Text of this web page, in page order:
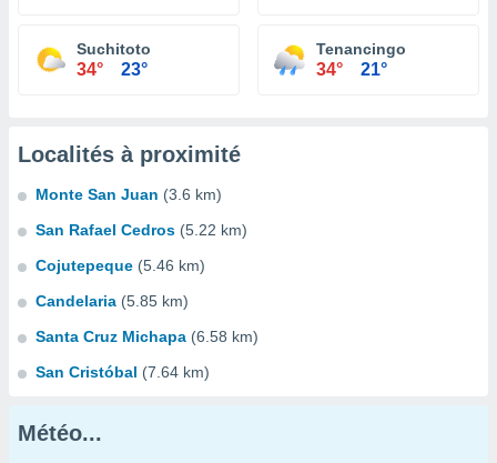
Suchitoto
34° 23°
Tenancingo
34° 21°
Localités à proximité
Monte San Juan (3.6 km)
San Rafael Cedros (5.22 km)
Cojutepeque (5.46 km)
Candelaria (5.85 km)
Santa Cruz Michapa (6.58 km)
San Cristóbal (7.64 km)
Météo...